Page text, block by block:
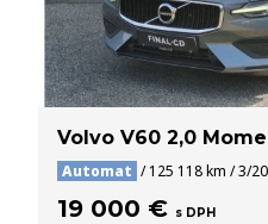
Volvo V60 2,0
Automat / 125 118 km / 3/
19 000 € s DPH